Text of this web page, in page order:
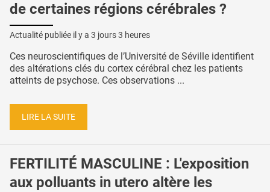
de certaines régions cérébrales ?
Actualité publiée il y a 3 jours 3 heures
Ces neuroscientifiques de l’Université de Séville identifient
des altérations clés du cortex cérébral chez les patients
atteints de psychose. Ces observations ...
LIRE LA SUITE
FERTILITÉ MASCULINE : L'exposition
aux polluants in utero altère les